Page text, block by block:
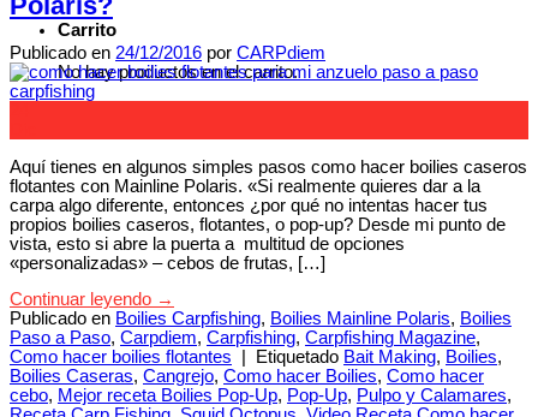
Carrito
No hay productos en el carrito.
Publicado en 24/12/2016 por CARPdiem
Aquí tienes en algunos simples pasos como hacer boilies caseros
flotantes con Mainline Polaris. «Si realmente quieres dar a la
carpa algo diferente, entonces ¿por qué no intentas hacer tus
propios boilies caseros, flotantes, o pop-up? Desde mi punto de
vista, esto si abre la puerta a multitud de opciones
«personalizadas» – cebos de frutas, […]
Continuar leyendo →
Publicado en Boilies Carpfishing, Boilies Mainline Polaris, Boilies
Paso a Paso, Carpdiem, Carpfishing, Carpfishing Magazine,
Como hacer boilies flotantes
Etiquetado Bait Making, Boilies,
Boilies Caseras, Cangrejo, Como hacer Boilies, Como hacer
cebo, Mejor receta Boilies Pop-Up, Pop-Up, Pulpo y Calamares,